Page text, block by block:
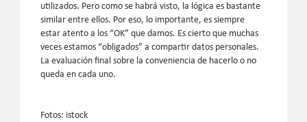
utilizados. Pero como se habrá visto, la lógica es bastante
similar entre ellos. Por eso, lo importante, es siempre
estar atento a los “OK” que damos. Es cierto que muchas
veces estamos “obligados” a compartir datos personales.
La evaluación final sobre la conveniencia de hacerlo o no
queda en cada uno.
Fotos: istock